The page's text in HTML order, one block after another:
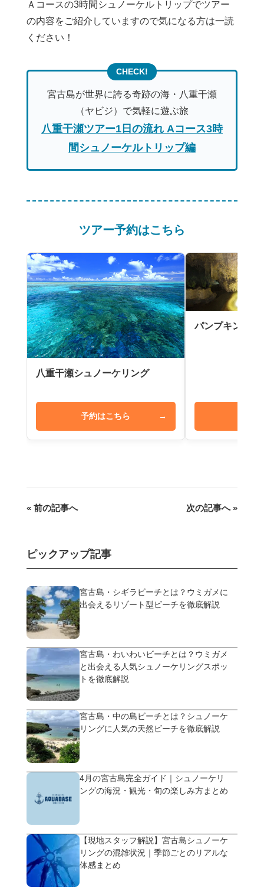
Ａコースの3時間シュノーケルトリップでツアー
の内容をご紹介していますので気になる方は一読
ください！
宮古島が世界に誇る奇跡の海・八重干瀬
（ヤビジ）で気軽に遊ぶ旅
八重干瀬ツアー1日の流れ Aコース3時
間シュノーケルトリップ編
ツアー予約はこちら
八重干瀬シュノーケリング
予約はこちら →
パンプキン鍾乳
« 前の記事へ 次の記事へ »
ピックアップ記事
宮古島・シギラビーチとは？ウミガメに
出会えるリゾート型ビーチを徹底解説
宮古島・わいわいビーチとは？ウミガメ
と出会える人気シュノーケリングスポッ
トを徹底解説
宮古島・中の島ビーチとは？シュノーケ
リングに人気の天然ビーチを徹底解説
4月の宮古島完全ガイド｜シュノーケリ
ングの海況・観光・旬の楽しみ方まとめ
【現地スタッフ解説】宮古島シュノーケ
リングの混雑状況｜季節ごとのリアルな
体感まとめ